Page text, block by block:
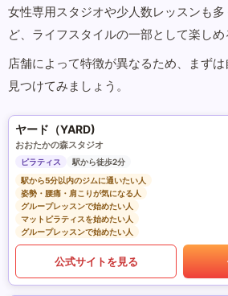
女性専用スタジオや少人数レッスンも
ど、ライフスタイルの一部として楽しめ
店舗によって特徴が異なるため、まず
見つけてみましょう。
ヤード（YARD)
おおたかの森スタジオ
ピラティス
駅から徒歩2分
駅から5分以内のジムに通いたい人
姿勢・腰痛・肩こりが気になる人
グループレッスンで始めたい人
マットピラティスを始めたい人
グループレッスンで始めたい人
公式サイトを見る